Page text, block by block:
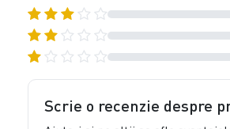
Scrie o recenzie despre